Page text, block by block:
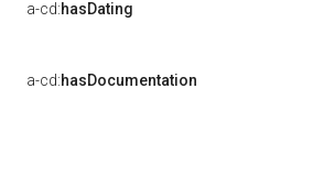
a-cd:hasDating
a-cd:hasDocumentation